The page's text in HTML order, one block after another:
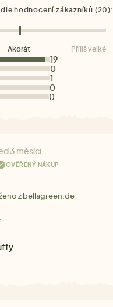
19
0
1
0
0
hodnocení zákazníků (20):
Akorát Příliš velké
3 měsíci
OVĚŘENÝ NÁKUP
z bellagreen.de